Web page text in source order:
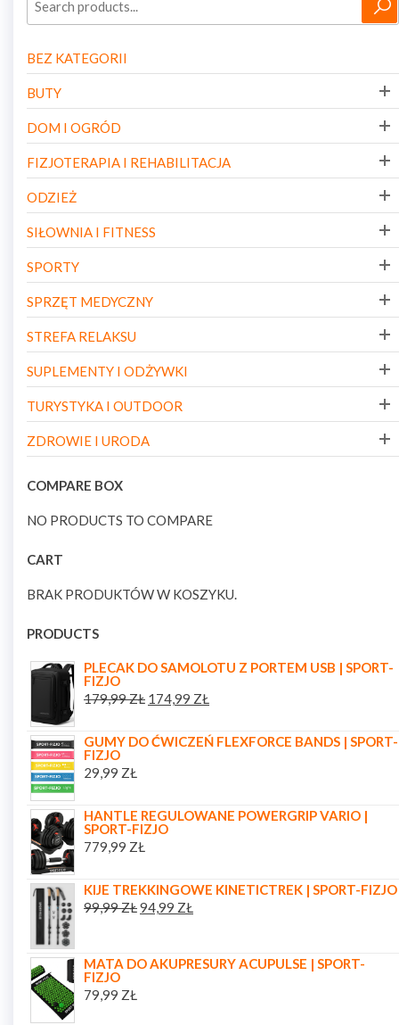
BEZ KATEGORII
BUTY
DOM I OGRÓD
FIZJOTERAPIA I REHABILITACJA
ODZIEŻ
SIŁOWNIA I FITNESS
SPORTY
SPRZĘT MEDYCZNY
STREFA RELAKSU
SUPLEMENTY I ODŻYWKI
TURYSTYKA I OUTDOOR
ZDROWIE I URODA
COMPARE BOX
NO PRODUCTS TO COMPARE
CART
BRAK PRODUKTÓW W KOSZYKU.
PRODUCTS
PLECAK DO SAMOLOTU Z PORTEM USB | SPORT-
FIZJO
179,99ZŁ 174,99 ZŁ
GUMY DO ĆWICZEŃ FLEXFORCE BANDS | SPORT-
FIZJO
29,99 ZŁ
HANTLE REGULOWANE POWERGRIP VARIO |
SPORT-FIZJO
779,99 ZŁ
KIJE TREKKINGOWE KINETICTREK | SPORT-FIZJO
99,99ZŁ94,99 ZŁ
MATA DO AKUPRESURY ACUPULSE | SPORT-
FIZJO
79,99 ZŁ